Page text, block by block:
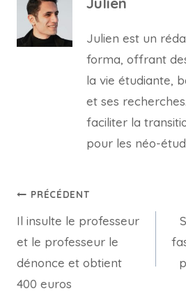
Julien est un
forma, offrant
la vie étudiante,
et ses
faciliter la
pour les néo-
Navigation
de
l’article
PRÉCÉDENT
Il insulte le professeur
et le professeur le
dénonce et obtient
400 euros